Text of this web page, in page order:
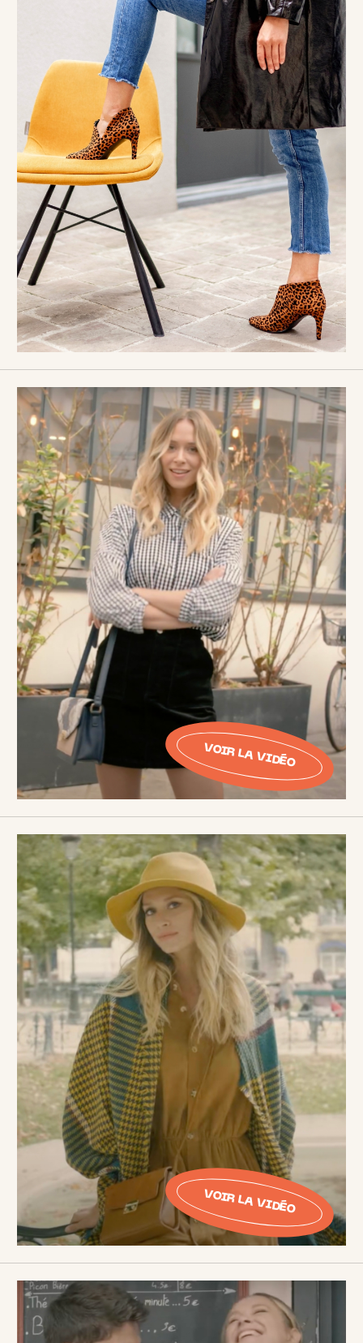
Nos réalisations
Nos réalisations
Nous contacter
Nous contacter
VOIR LA VIDÉO
VOIR LA VIDÉO